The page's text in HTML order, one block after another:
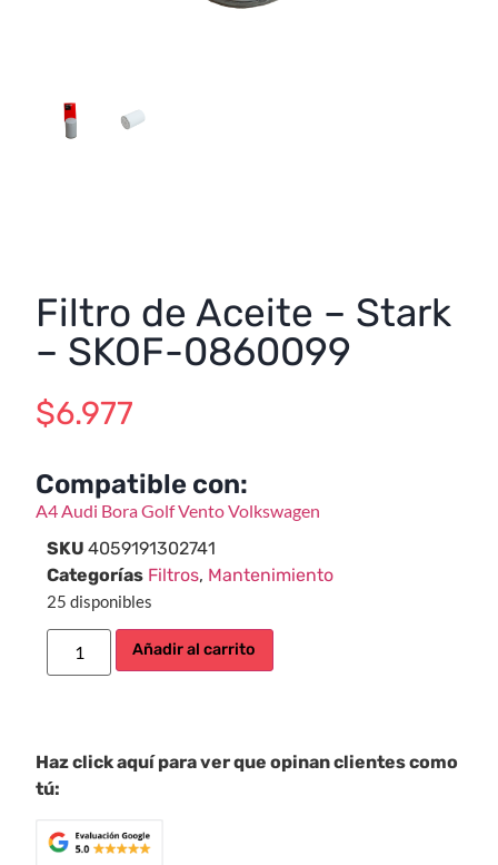
Filtro de Aceite – Stark
– SKOF-0860099
$6.977
Compatible con:
A4Audi BoraGolfVentoVolkswagen
SKU 4059191302741
Categorías Filtros, Mantenimiento
25 disponibles
Añadir al carrito
Haz click aquí para ver que opinan clientes como
tú: